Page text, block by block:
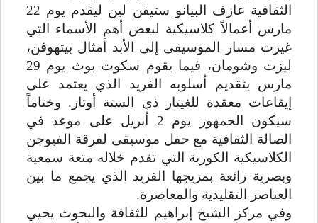
الثقافية عازف البيانو ستيفن لين ليقدم يوم 22
مارس أعمالاً كلاسيكية لبعض أهم الأسماء التي
غيرت مسار الموسيقى إلى الأبد أمثال بيتهوفن،
ليزت وشومان، فيما يقوم سكوت بوث يوم 29
مارس بتقديم أسلوبه الفريد الذي يعتمد على
إيقاعات معقدة للغيتار ذي الستة أوتار. وختاماً
سيكون الجمهور يوم 2 أبريل على موعد في
الصالة الثقافية مع حفل موسيقى لفرقة الفيوجن
الكلاسيكية الكورية التي تقدم خلاله متعة سمعية
وبصرية رائعة بمزيجها الفريد الذي يجمع ما بين
العناصر التقليدية والمعاصرة.
وفي مركز الشيخ إبراهيم للثقافة والبحوث يحيي